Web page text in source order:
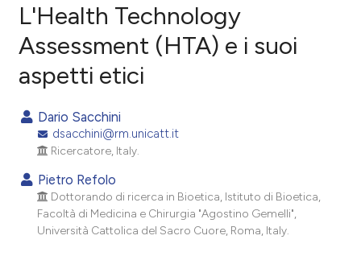
Citing Publications
Mentioning
Contrasting
how this article has been
L'Health Technology
Assessment (HTA) e i suoi
aspetti etici
Dario Sacchini
dsacchini@rm.unicatt.it
Ricercatore, Italy.
Pietro Refolo
Dottorando di ricerca in Bioetica, Istituto di Bioetica,
Facoltà di Medicina e Chirurgia "Agostino Gemelli",
Università Cattolica del Sacro Cuore, Roma, Italy.